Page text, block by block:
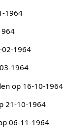
1964
02-1964
1964
op 16-10-1964
21-10-1964
06-11-1964